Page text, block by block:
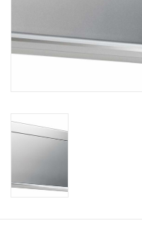
Koelcel